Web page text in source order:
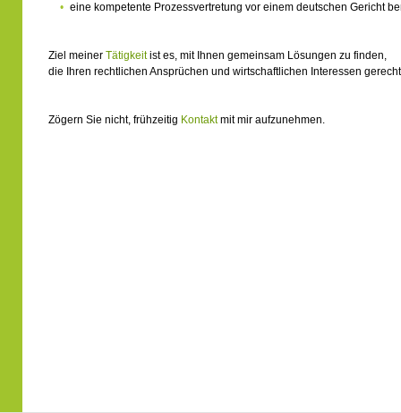
• eine kompetente Prozessvertretung vor einem deutschen Gericht
Ziel meiner Tätigkeitist es, mit Ihnen gemeinsam Lösungen zu finden,
die Ihren rechtlichen Ansprüchen und wirtschaftlichen Interessen
Zögern Sie nicht, frühzeitig Kontaktmit mir aufzunehmen.